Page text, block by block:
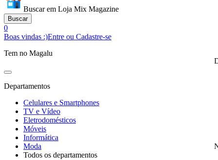
Buscar em Loja Mix Magazine
Buscar
0
Boas vindas :)Entre ou Cadastre-se
Tem no Magalu
Departamentos
Celulares e Smartphones
TV e Vídeo
Eletrodomésticos
Móveis
Informática
Moda
Todos os departamentos